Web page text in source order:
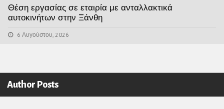
Θέση εργασίας σε εταιρία με ανταλλακτικά
αυτοκινήτων στην Ξάνθη
6 Αυγούστου, 2026
Author Posts